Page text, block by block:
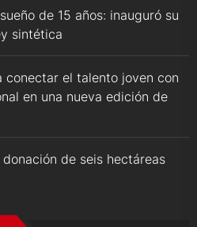
de 15 años: inauguró su
sintética
conectar el talento joven con
en una nueva edición de
de seis hectáreas